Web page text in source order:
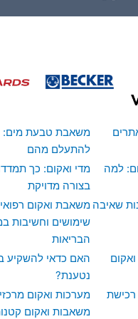
משאבת טבעת מים:
להתעלם מהם
למה
מדי ואקום: כך
בצורה מדויקת
שאיבה משאבת ואקום
שימושים וחשיבות
הבריאות
האם כדאי להשקיע
נטענת?
רכישת
מערכות ואקום
משאבות ואקום